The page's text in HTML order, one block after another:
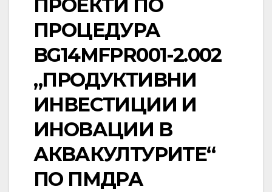
ПРОЕКТИ ПО
ПРОЦЕДУРА
BG14MFPR001-2.002
„ПРОДУКТИВНИ
ИНВЕСТИЦИИ И
ИНОВАЦИИ В
АКВАКУЛТУРИТЕ“
ПО ПМДРА